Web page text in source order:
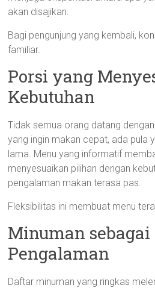
akan disajikan.
Bagi pengunjung yang kembali,
familiar.
Porsi yang
Kebutuhan
Tidak semua orang datang
yang ingin makan cepat, ada pula
lama. Menu yang informatif
menyesuaikan pilihan dengan
pengalaman makan terasa pas.
Fleksibilitas ini membuat menu
Minuman
Pengalaman
Daftar minuman yang ringkas